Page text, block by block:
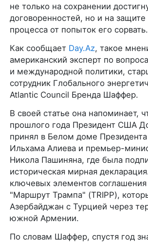
не только на сохранении
договоренностей, но и на
процесса от попыток его сорвать.
Как сообщает Day.Az, такое
американский эксперт по
и международной политики,
сотрудник Глобального
Atlantic Council Бренда Шаффер.
В своей статье она напоминает,
прошлого года Президент США
принял в Белом доме
Ильхама Алиева и премьер-
Никола Пашиняна, где была
историческая мирная
ключевых элементов соглашения
"Маршрут Трампа" (TRIPP),
Азербайджан с Турцией через
южной Армении.
По словам Шаффер, спустя год